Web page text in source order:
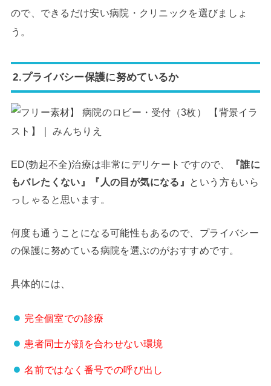
ので、できるだけ安い病院・クリニックを選びましょ
う。
2.プライバシー保護に努めているか
ED(勃起不全)治療は非常にデリケートですので、
『誰に
もバレたくない』『人の目が気になる』 という方もいら
っしゃると思います。
何度も通うことになる可能性もあるので、プライバシー
の保護に努めている病院を選ぶのがおすすめです。
具体的には、
完全個室での診療
患者同士が顔を合わせない環境
名前ではなく番号での呼び出し